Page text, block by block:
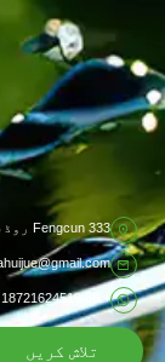
333 Fengcun روڈ، Fengxian ڈسٹرکٹ، شنگھائی
+ 86 18721624519
تلاش کریں